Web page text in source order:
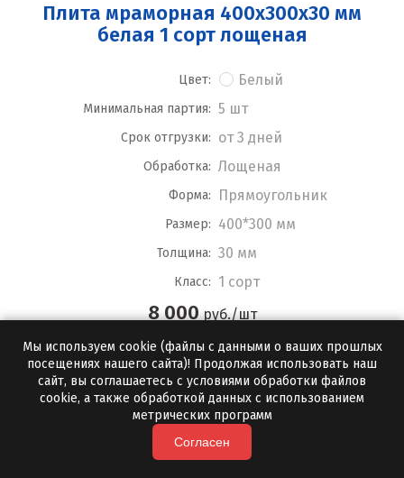
Плита мраморная 400x300x30 мм
белая 1 сорт лощеная
Цвет: Белый
Минимальная партия: 5 шт
Срок отгрузки: от 3 дней
Обработка: Лощеная
Форма: Прямоугольник
Размер: 400*300 мм
Толщина: 30 мм
Класс: 1 сорт
8 000руб./шт
ПОДРОБНЕЕ
Мы используем cookie (файлы с данными о ваших прошлых
посещениях нашего сайта)! Продолжая использовать наш
сайт, вы соглашаетесь с условиями обработки файлов
cookie, а также обработкой данных с использованием
метрических программ
Согласен